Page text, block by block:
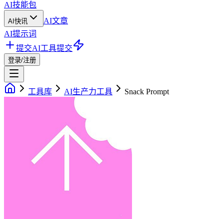
AI技能包
AI快讯
AI文章
AI提示词
提交AI工具提交
登录/注册
工具库 AI生产力工具 Snack Prompt